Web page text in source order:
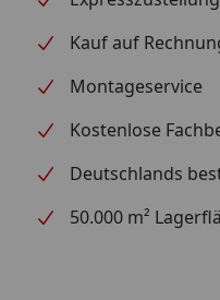
Kauf auf
Montageservice
Kostenlose
Deutschlands
50.000 m²